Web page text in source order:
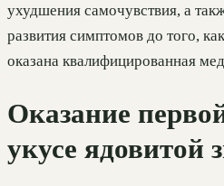
ухудшения самочувствия, а
развития симптомов до того,
оказана квалифицированная
Оказание
укусе ядовитой